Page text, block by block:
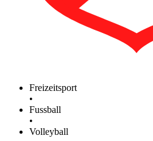
Freizeitsport
•
Fussball
•
Volleyball